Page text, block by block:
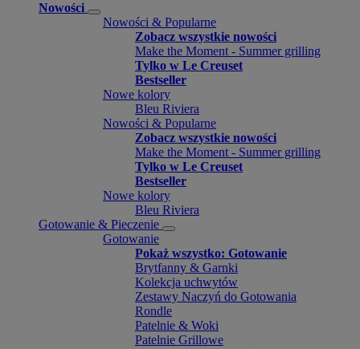
Nowości
Nowości & Popularne
Zobacz wszystkie nowości
Make the Moment - Summer grilling
Tylko w Le Creuset
Bestseller
Nowe kolory
Bleu Riviera
Nowości & Popularne
Zobacz wszystkie nowości
Make the Moment - Summer grilling
Tylko w Le Creuset
Bestseller
Nowe kolory
Bleu Riviera
Gotowanie & Pieczenie
Gotowanie
Pokaż wszystko: Gotowanie
Brytfanny & Garnki
Kolekcja uchwytów
Zestawy Naczyń do Gotowania
Rondle
Patelnie & Woki
Patelnie Grillowe